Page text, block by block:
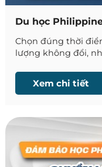
Du học
Chọn đúng thời
lượng không đổi,
Xem chi tiết